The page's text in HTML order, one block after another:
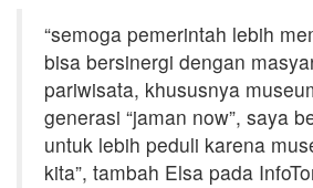
“semoga pemerintah lebih
bisa bersinergi dengan
pariwisata, khususnya
generasi “jaman now”, saya
untuk lebih peduli karena
kita”, tambah Elsa pada